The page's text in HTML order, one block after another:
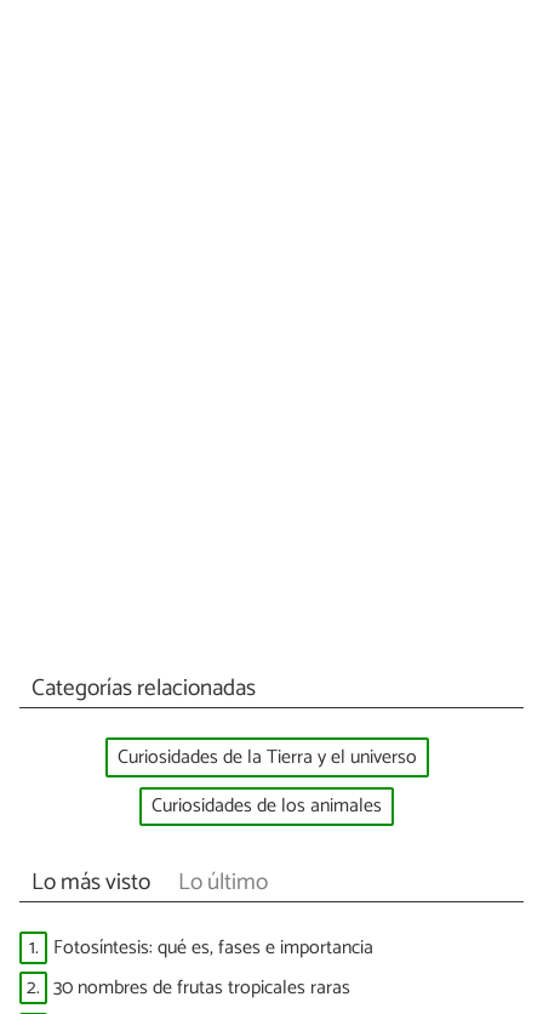
Categorías relacionadas
Curiosidades de la Tierra y el universo
Curiosidades de los animales
Lo más visto Lo último
1. Fotosíntesis: qué es, fases e importancia
2. 30 nombres de frutas tropicales raras